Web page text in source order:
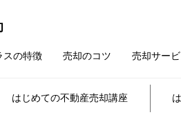
スの特徴 売却のコツ 売却サービ
はじめての不動産売却講座